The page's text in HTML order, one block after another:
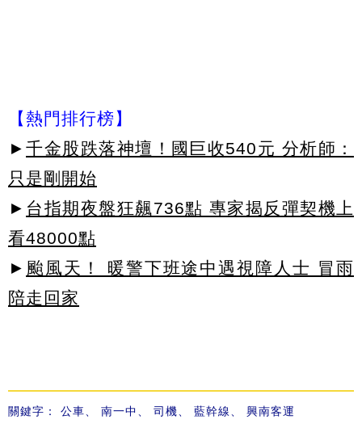
【熱門排行榜】
► 千金股跌落神壇！國巨收540元 分析師：
只是剛開始
► 台指期夜盤狂飆736點 專家揭反彈契機上
看48000點
► 颱風天！ 暖警下班途中遇視障人士 冒雨
陪走回家
關鍵字： 公車 南一中 司機 藍幹線 興南客運